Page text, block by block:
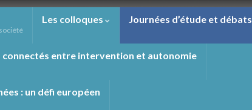
Les colloques Journées d’étude et débats
connectés entre intervention et autonomie
: un défi européen